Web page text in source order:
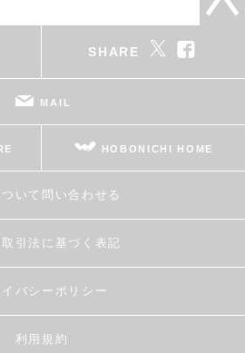
SHARE
MAIL
HOBONICHI HOME
いて問い合わせる
引法に基づく表記
バシーポリシー
利用規約